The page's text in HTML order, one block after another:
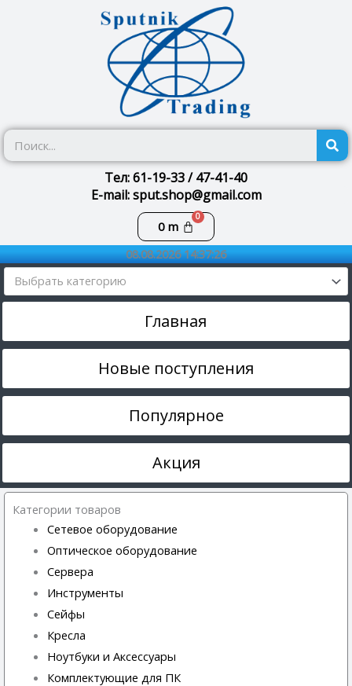
Тел: 61-19-33 / 47-41-40
E-mail: sput.shop@gmail.com
0m
Корзина
08.08.2026 14:37:26
Выбрать категорию
Главная
Новые поступления
Популярное
Акция
Категории товаров
Сетевое оборудование
Оптическое оборудование
Сервера
Инструменты
Сейфы
Кресла
Ноутбуки и Аксессуары
Комплектующие для ПК